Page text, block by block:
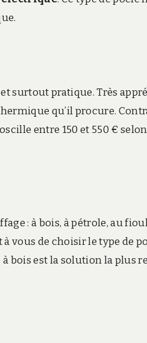
surtout pratique. Très
qu’il procure.
entre 150 et 550 €
: à bois, à pétrole, au
à vous de choisir le type de
à bois est la solution la